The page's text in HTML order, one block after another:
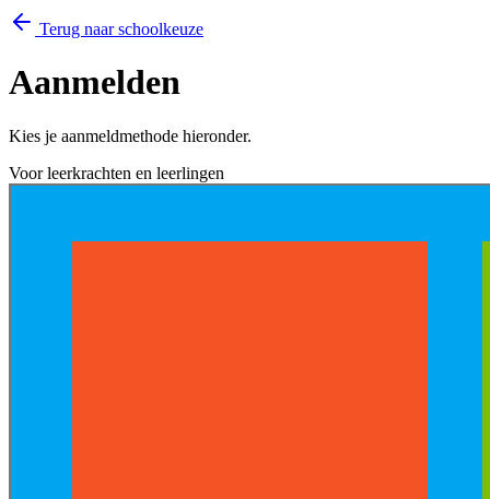
Terug naar schoolkeuze
Aanmelden
Kies je aanmeldmethode hieronder.
Voor leerkrachten en leerlingen